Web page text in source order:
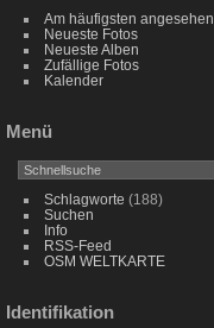
Am häufigsten angesehen
Neueste Fotos
Neueste Alben
Zufällige Fotos
Kalender
Menü
Schlagworte (188)
Suchen
Info
RSS-Feed
OSM WELTKARTE
Identifikation